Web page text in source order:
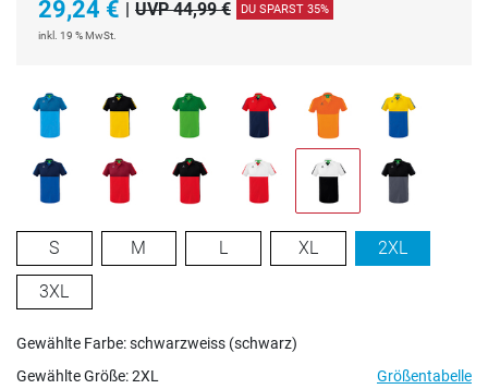
29,24 € | UVP 44,99 € DU SPARST 35%
inkl. 19 % MwSt.
S M L XL 2XL
3XL
Gewählte Farbe: schwarzweiss (schwarz)
Gewählte Größe:2XL Größentabelle